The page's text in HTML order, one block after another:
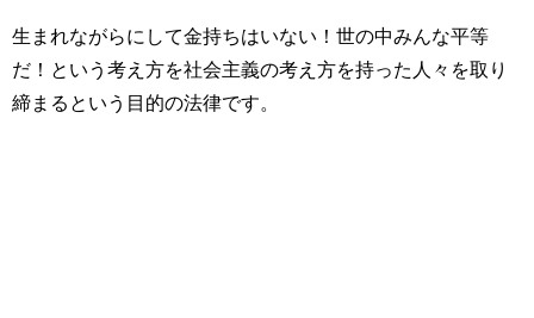
生まれながらにして金持ちはいない！世の中みんな平等
だ！という考え方を社会主義の考え方を持った人々を取り
締まるという目的の法律です。